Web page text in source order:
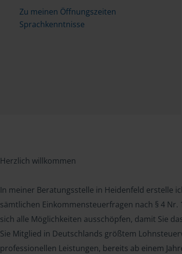
Zu meinen Öffnungszeiten
Sprachkenntnisse
Herzlich willkommen
In meiner Beratungsstelle in Heidenfeld erstelle
sämtlichen Einkommensteuerfragen nach § 4
sich alle Möglichkeiten ausschöpfen, damit Sie
Sie Mitglied in Deutschlands größtem
professionellen Leistungen, bereits ab einem